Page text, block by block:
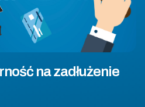
na zadłużenie